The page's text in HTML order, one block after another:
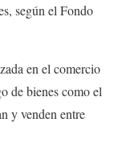
según el Fondo
en el comercio
de bienes como el
y venden entre